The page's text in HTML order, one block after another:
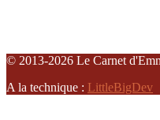
© 2013-2026 Le Carnet
A la technique : LittleBigDev